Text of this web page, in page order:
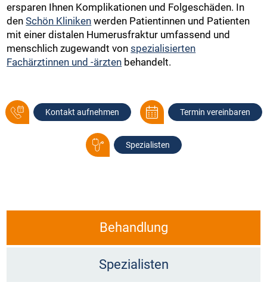
ersparen Ihnen Komplikationen und Folgeschäden. In
denSchön Kliniken werden Patientinnen und Patienten
mit einer distalen Humerusfraktur umfassend und
menschlich zugewandt vonspezialisierten
Fachärztinnen und -ärzten behandelt.
Kontakt aufnehmen Termin vereinbaren
Spezialisten
Behandlung
Spezialisten